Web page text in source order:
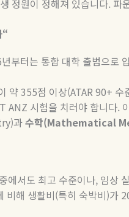
정원이 정해져 있습니다. 파
“
년부터는 통합 대학 출범으로
약 355점 이상(ATAR 90+ 수
ANZ 시험을 치러야 합니다.
과수학(Mathematical
에서도 최고 수준이나, 임상
비해 생활비(특히 숙박비)가